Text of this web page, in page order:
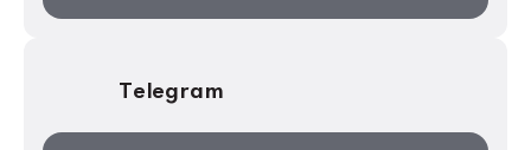
Telegram